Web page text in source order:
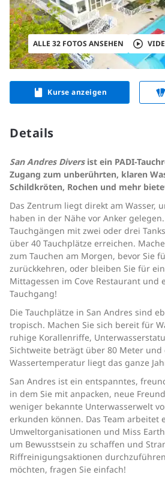
ALLE 32 FOTOS ANSEHEN
Kurse anzeigen
Details
San Andres Diversist ein PADI-
Zugang zum unberührten, klaren
Schildkröten, Rochen und mehr
Das Zentrum liegt direkt am Wasser,
haben in der Nähe vor Anker
Tauchgängen mit zwei oder drei
über 40 Tauchplätze erreichen.
zum Tauchen am Morgen, bevor Sie
zurückkehren, oder bleiben Sie für
Mittagessen im Cove Restaurant und
Tauchgang!
Die Tauchplätze in San Andres sind
tropisch. Machen Sie sich bereit für
ruhige Korallenriffe,
Sichtweite beträgt über 80 Meter
Wassertemperatur liegt das ganze
San Andres ist ein entspanntes,
in dem Sie mit anpacken, neue
weniger bekannte Unterwasserwelt
erkunden können. Das Team arbeitet
Umweltorganisationen und Miss
um Bewusstsein zu schaffen und
Riffreinigungsaktionen
möchten, fragen Sie einfach!